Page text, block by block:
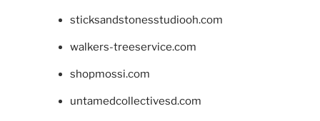
sticksandstonesstudiooh.com
walkers-treeservice.com
shopmossi.com
untamedcollectivesd.com